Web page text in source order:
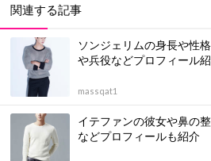
関連する記事
ソンジェリムの身長や性
や兵役などプロフィール
massqat1
イテファンの彼女や鼻の
などプロフィールも紹介